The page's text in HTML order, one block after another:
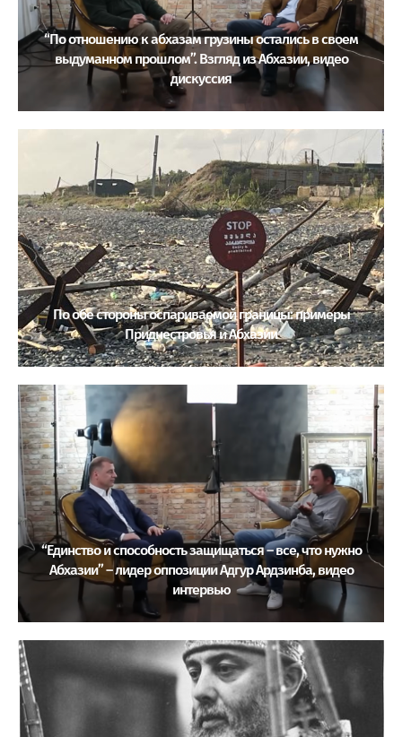
“По отношению к абхазам грузины остались в своем
выдуманном прошлом”. Взгляд из Абхазии, видео
дискуссия
По обе стороны оспариваемой границы: примеры
Приднестровья и Абхазии
“Единство и способность защищаться – все, что нужно
Абхазии” – лидер оппозиции Адгур Ардзинба, видео
интервью